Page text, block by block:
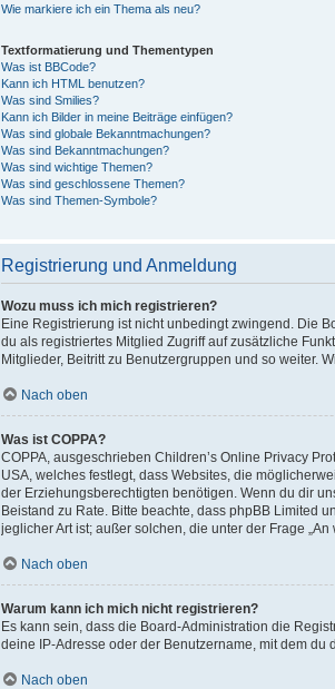
Wie markiere ich ein Thema als neu?
Textformatierung und Thementypen
Was ist BBCode?
Kann ich HTML benutzen?
Was sind Smilies?
Kann ich Bilder in meine Beiträge einfügen?
Was sind globale Bekanntmachungen?
Was sind Bekanntmachungen?
Was sind wichtige Themen?
Was sind geschlossene Themen?
Was sind Themen-Symbole?
Registrierung und Anmeldung
Wozu muss ich mich registrieren?
Eine Registrierung ist nicht unbedingt zwingend. Die
du als registriertes Mitglied Zugriff auf zusätzliche
Mitglieder, Beitritt zu Benutzergruppen und so weiter.
Nach oben
Was ist COPPA?
COPPA, ausgeschrieben Children’s Online Privacy
USA, welches festlegt, dass Websites, die
der Erziehungsberechtigten benötigen. Wenn du dir
Beistand zu Rate. Bitte beachte, dass phpBB Limited
jeglicher Art ist; außer solchen, die unter der Frage
Nach oben
Warum kann ich mich nicht registrieren?
Es kann sein, dass die Board-Administration die
deine IP-Adresse oder der Benutzername, mit dem
Nach oben